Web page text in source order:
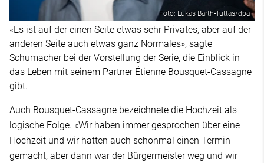
Foto: Lukas Barth-Tuttas/dpa
«Es ist auf der einen Seite etwas sehr Privates, aber auf der
anderen Seite auch etwas ganz Normales», sagte
Schumacher bei der Vorstellung der Serie, die Einblick in
das Leben mit seinem Partner Étienne Bousquet-Cassagne
gibt.
Auch Bousquet-Cassagne bezeichnete die Hochzeit als
logische Folge. «Wir haben immer gesprochen über eine
Hochzeit und wir hatten auch schonmal einen Termin
gemacht, aber dann war der Bürgermeister weg und wir